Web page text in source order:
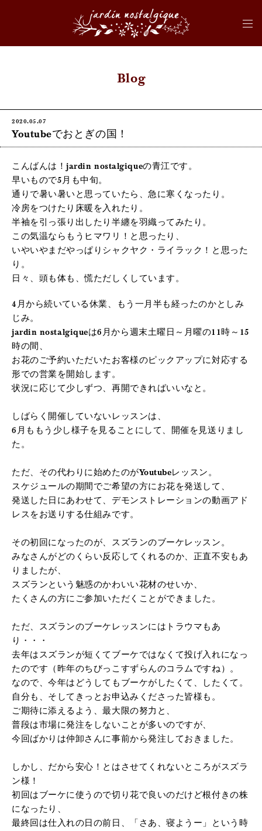
Jardin nostalgique
- ジャルダン ノス
タルジック
Blog
2020.05.07
Youtubeでおとぎの国！
こんばんは！jardin nostalgiqueの青江です。
早いもので5月も中旬。
通りで暑い暑いと思っていたら、急に寒くなったり。
冷房をつけたり床暖を入れたり。
半袖を引っ張り出したり半纏を羽織ってみたり。
この気温ならもうヒマワリ！と思ったり、
いやいやまだやっぱりシャクヤク・ライラック！と思った
り。
日々、頭も体も、慌ただしくしています。
4月から続いている休業、もう一月半も経ったのかとしみ
じみ。
jardin nostalgiqueは6月から週末土曜日～月曜の11時～15
時の間、
お花のご予約いただいたお客様のピックアップに対応する
形での営業を開始します。
状況に応じて少しずつ、再開できればいいなと。
しばらく開催していないレッスンは、
6月ももう少し様子を見ることにして、開催を見送りまし
た。
ただ、その代わりに始めたのがYoutubeレッスン。
スケジュールの期間でご希望の方にお花を発送して、
発送した日にあわせて、デモンストレーションの動画アド
レスをお送りする仕組みです。
その初回になったのが、スズランのブーケレッスン。
みなさんがどのくらい反応してくれるのか、正直不安もあ
りましたが、
スズランという魅惑のかわいい花材のせいか、
たくさんの方にご参加いただくことができました。
ただ、スズランのブーケレッスンにはトラウマもあ
り・・・
去年はスズランが短くてブーケではなくて投げ入れになっ
たのです（昨年のちびっこすずらんのコラムですね）。
なので、今年はどうしてもブーケがしたくて、したくて。
自分も、そしてきっとお申込みくださった皆様も。
ご期待に添えるよう、最大限の努力と、
普段は市場に発注をしないことが多いのですが、
今回ばかりは仲卸さんに事前から発注しておきました。
しかし、だから安心！とはさせてくれないところがスズラ
ン様！
初回はブーケに使うので切り花で良いのだけど根付きの株
になったり、
最終回は仕入れの日の前日、「さあ、寝ようー」という時